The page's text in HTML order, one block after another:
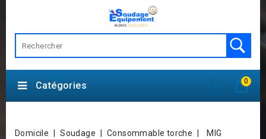
0
Catégories
Domicile Soudage Consommable torche MIG